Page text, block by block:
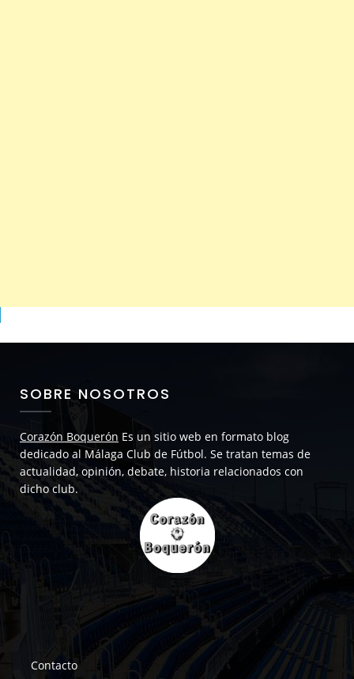
SOBRE NOSOTROS
Corazón Boquerón Es un sitio web en formato blog
dedicado al Málaga Club de Fútbol. Se tratan temas de
actualidad, opinión, debate, historia relacionados con
dicho club.
Contacto